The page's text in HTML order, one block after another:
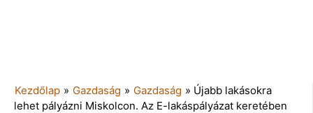
Kezdőlap » Gazdaság » Gazdaság » Újabb lakásokra
lehet pályázni Miskolcon. Az E-lakáspályázat keretében